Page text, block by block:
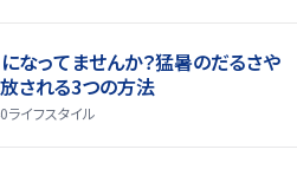
になってませんか？猛暑のだるさや
される3つの方法
ライフスタイル